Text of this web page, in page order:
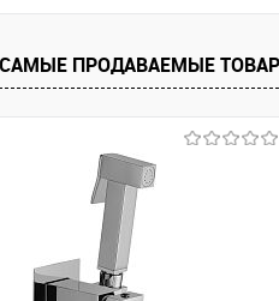
САМЫЕ ПРОДАВАЕМЫЕ